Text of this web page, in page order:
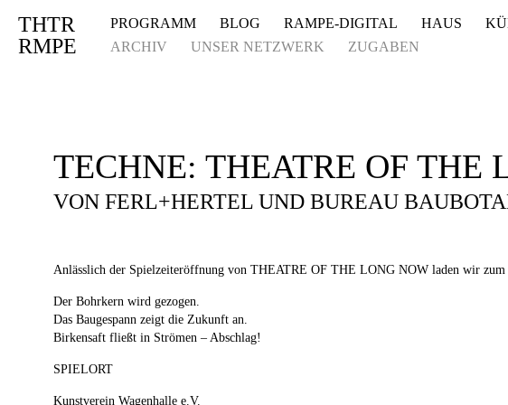
Deprecated : Die Funktion post_permalink ist seit Version 4.4.0 veraltet! Verwende stattdessen
THTR
RMPE
PROGRAMM BLOG RAMPE-DIGITAL HAUS
ARCHIV
UNSER NETZWERK ZUGABEN
TECHNE: THEATRE OF THE
VON FERL+HERTEL UND BUREAU
Anlässlich der Spielzeiteröffnung von THEATRE OF THE LONG NOW laden wir zum
Der Bohrkern wird gezogen.
Das Baugespann zeigt die Zukunft an.
Birkensaft fließt in Strömen – Abschlag!
SPIELORT
Kunstverein Wagenhalle e.V.